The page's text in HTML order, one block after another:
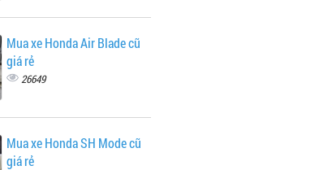
Mua xe Honda Air Blade cũ
giá rẻ
26649
Mua xe Honda SH Mode cũ
giá rẻ